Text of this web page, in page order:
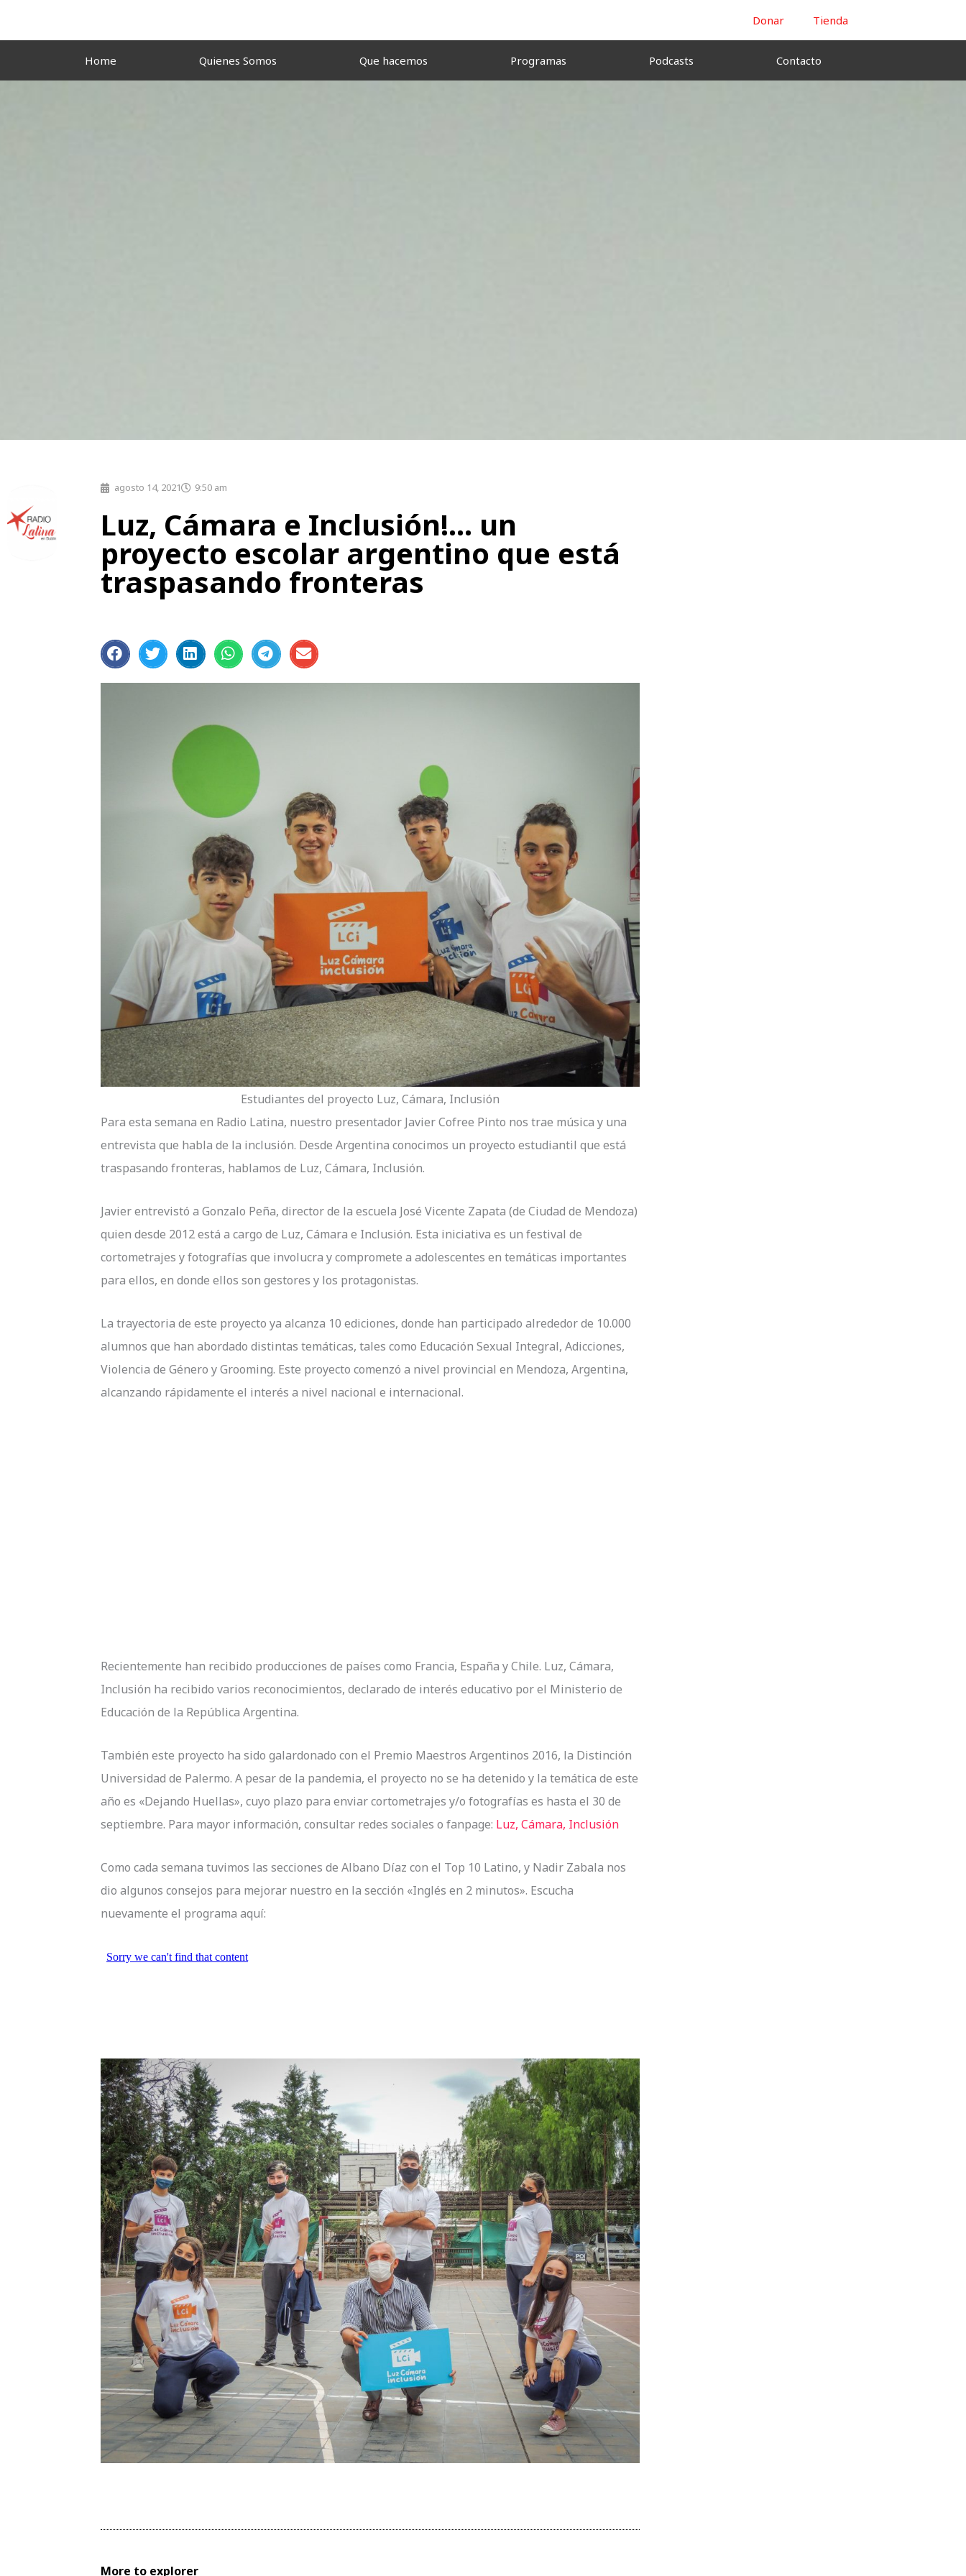
contenido
Donar Tienda
Home Quienes Somos Que hacemos Programas Podcasts Contacto
agosto 14, 2021 9:50 am
Luz, Cámara e Inclusión!… un
proyecto escolar argentino que está
traspasando fronteras
Estudiantes del proyecto Luz, Cámara, Inclusión
Para esta semana en Radio Latina, nuestro presentador Javier Cofree Pinto nos trae música y una
entrevista que habla de la inclusión. Desde Argentina conocimos un proyecto estudiantil que está
traspasando fronteras, hablamos de Luz, Cámara, Inclusión.
Javier entrevistó a Gonzalo Peña, director de la escuela José Vicente Zapata (de Ciudad de Mendoza)
quien desde 2012 está a cargo de Luz, Cámara e Inclusión. Esta iniciativa es un festival de
cortometrajes y fotografías que involucra y compromete a adolescentes en temáticas importantes
para ellos, en donde ellos son gestores y los protagonistas.
La trayectoria de este proyecto ya alcanza 10 ediciones, donde han participado alrededor de 10.000
alumnos que han abordado distintas temáticas, tales como Educación Sexual Integral, Adicciones,
Violencia de Género y Grooming. Este proyecto comenzó a nivel provincial en Mendoza, Argentina,
alcanzando rápidamente el interés a nivel nacional e internacional.
Recientemente han recibido producciones de países como Francia, España y Chile. Luz, Cámara,
Inclusión ha recibido varios reconocimientos, declarado de interés educativo por el Ministerio de
Educación de la República Argentina.
También este proyecto ha sido galardonado con el Premio Maestros Argentinos 2016, la Distinción
Universidad de Palermo. A pesar de la pandemia, el proyecto no se ha detenido y la temática de este
año es «Dejando Huellas», cuyo plazo para enviar cortometrajes y/o fotografías es hasta el 30 de
septiembre. Para mayor información, consultar redes sociales o fanpage: Luz, Cámara, Inclusión
Como cada semana tuvimos las secciones de Albano Díaz con el Top 10 Latino, y Nadir Zabala nos
dio algunos consejos para mejorar nuestro en la sección «Inglés en 2 minutos». Escucha
nuevamente el programa aquí:
More to explorer